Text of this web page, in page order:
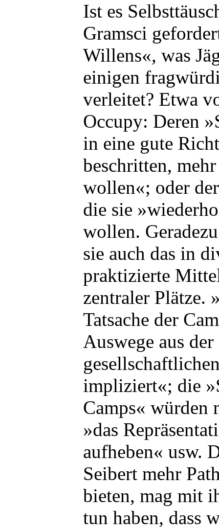
Ist es
Gramsci
Willens«, was
einigen
verleitet? Etwa
Occupy: Deren
in eine gute
beschritten,
wollen«; oder
die sie
wollen.
sie auch das in
praktizierte
zentraler Plätze.
Tatsache der
Auswege aus
impliziert«; die
Camps«
»das
aufheben« usw.
Seibert mehr
bieten, mag mit
tun haben, dass